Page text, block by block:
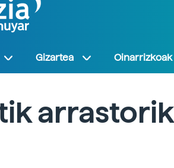
Gizartea Oinarrizkoak
arrastorik